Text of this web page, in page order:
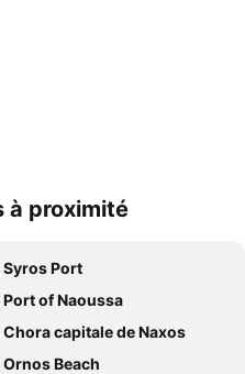
à proximité
Syros Port
Port of Naoussa
Chora capitale de Naxos
Ornos Beach